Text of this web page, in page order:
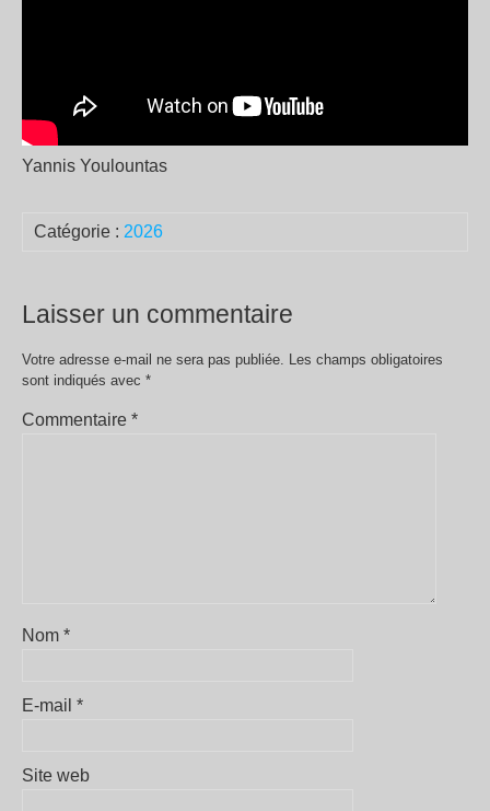
Yannis Youlountas
Catégorie : 2026
Laisser un commentaire
Votre adresse e-mail ne sera pas publiée.
Les champs obligatoires
sont indiqués avec *
Commentaire *
Nom *
E-mail *
Site web